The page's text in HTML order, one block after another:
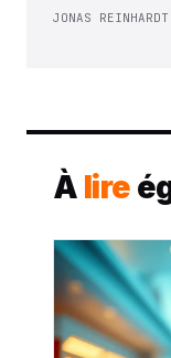
JONAS
À lire